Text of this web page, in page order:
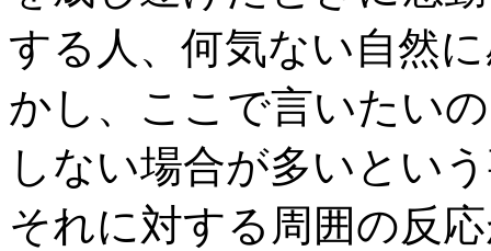
する人、何気ない自然
かし、ここで言いたい
しない場合が多いとい
それに対する周囲の反